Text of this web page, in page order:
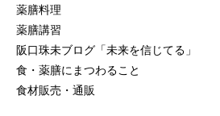
薬膳料理
薬膳講習
阪口珠未ブログ「未来を信じてる」
食・薬膳にまつわること
食材販売・通販